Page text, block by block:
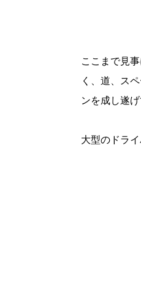
ここまで見
く、道、ス
ンを成し遂
大型のドラ